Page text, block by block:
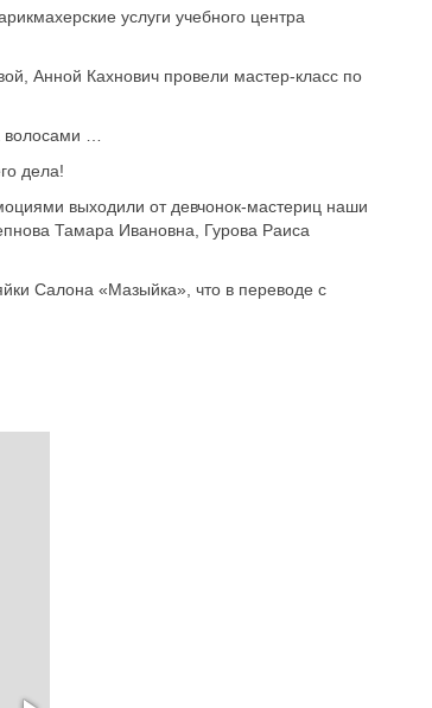
услуги учебного центра
Анной Кахнович провели мастер-класс по
волосами …
дела!
выходили от девчонок-мастериц наши
Тамара Ивановна, Гурова Раиса
Салона «Мазыйка», что в переводе с